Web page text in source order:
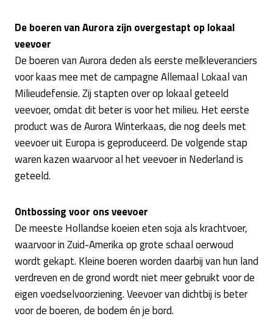
De boeren van Aurora zijn overgestapt op lokaal
veevoer
De boeren van Aurora deden als eerste melkleveranciers
voor kaas mee met de campagne Allemaal Lokaal van
Milieudefensie. Zij stapten over op lokaal geteeld
veevoer, omdat dit beter is voor het milieu. Het eerste
product was de Aurora Winterkaas, die nog deels met
veevoer uit Europa is geproduceerd. De volgende stap
waren kazen waarvoor al het veevoer in Nederland is
geteeld.
Ontbossing voor ons veevoer
De meeste Hollandse koeien eten soja als krachtvoer,
waarvoor in Zuid-Amerika op grote schaal oerwoud
wordt gekapt. Kleine boeren worden daarbij van hun land
verdreven en de grond wordt niet meer gebruikt voor de
eigen voedselvoorziening. Veevoer van dichtbij is beter
voor de boeren, de bodem én je bord.